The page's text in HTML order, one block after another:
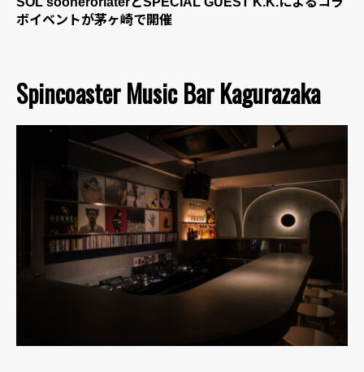
ボイベントが茅ヶ崎で開催
Spincoaster Music Bar Kagurazaka